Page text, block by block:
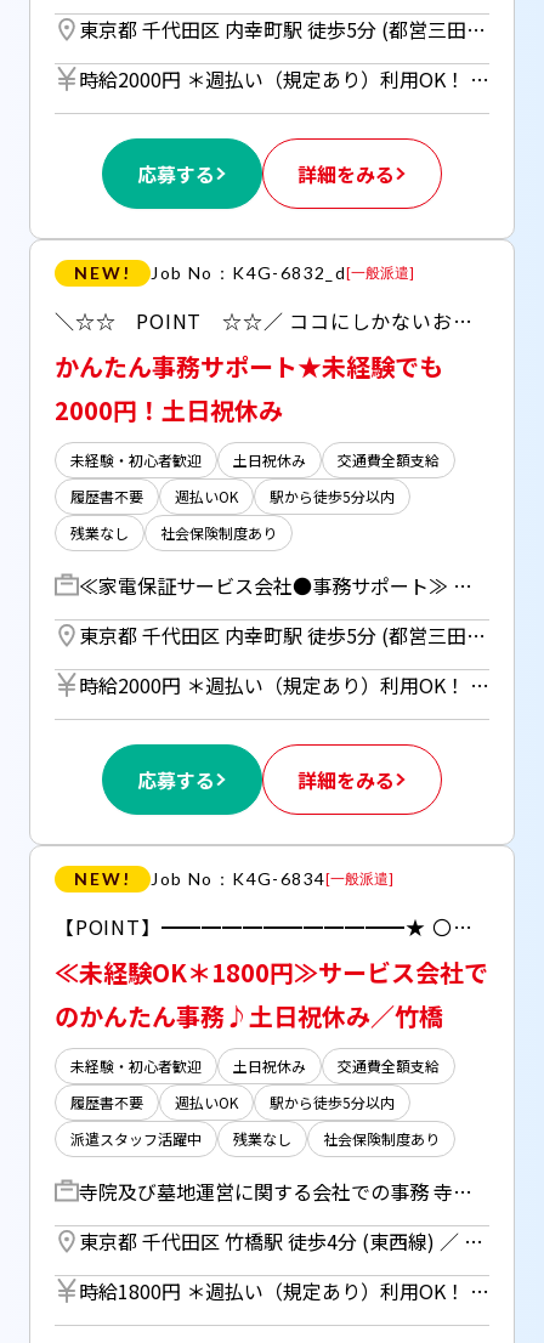
東京都 千代田区 内幸町駅 徒歩5分 (都営三田線)
時給2000円 ＊週払い（規定あり）利用OK！ 但し、週払い制度は初回2ヵ月間のみ、 3ヵ月目以降は月払い制になります。 利用についてはご本人様からお仕事紹介時に申請があった場合のみとなります。
応募する 詳細をみる
NEW! Job No：K4G-6832_d[一般派遣]
＼☆☆ POINT ☆☆／ ココにしかないお仕事♪ ◎未経験OK！ ◎時短6時間～相談OK ◎朝も少しゆっくり10：00～ 【自宅で完結！WEB登録受付中】
かんたん事務サポート★未経験でも
2000円！土日祝休み
未経験・初心者歓迎 土日祝休み
交通費全額支給
履歴書不要
週払いOK
駅から徒歩5分以内
残業なし
社会保険制度あり
≪家電保証サービス会社●事務サポート≫ ▼システムへのデータ入力・登録 ▼請求業務（売上集計、請求書発行） ▼サービスご案内の電話（1日10件程度） ⇒アポイント取得までをお任せ！ ▼営業さんからの頼まれごと →リスト作成、データ分析など ▼電話・メール対応 ・・・その他付随する業務
東京都 千代田区 内幸町駅 徒歩5分 (都営三田線)
時給2000円 ＊週払い（規定あり）利用OK！ 但し、週払い制度は初回2ヵ月間のみ、 3ヵ月目以降は月払い制になります。 利用についてはご本人様からお仕事紹介時に申請があった場合のみとなります。
応募する 詳細をみる
NEW! Job No：K4G-6834[一般派遣]
【POINT】━━━━━━━━━━━━★ 〇事務職未経験OK！キャリアチェンジ応援♪ 〇派遣スタッフの方活躍中です！OJTもしっかりあり！ 〇時短などの相談も可！
≪未経験OK＊1800円≫サービス会社で
のかんたん事務♪土日祝休み／竹橋
未経験・初心者歓迎 土日祝休み
交通費全額支給
履歴書不要
週払いOK
駅から徒歩5分以内
派遣スタッフ活躍中
残業なし 社会保険制度あり
寺院及び墓地運営に関する会社での事務 寺院の案内所で勤務するスタッフや営業担当者のサポートです！ 〇問い合わせ対応（10件程度／日） ⇒営業担当・クライアント・案内所スタッフ ⇒電話・メールを使用 〇顧客管理システムへの登録 〇入金確認（データ照合のみ） 〇備品発注 〇経費精算 〇発送業務 ・・・その他付随する業務 ＊OJTありで安心♪
東京都 千代田区 竹橋駅 徒歩4分 (東西線) ／ 神保町駅 徒歩7分 (半蔵門線) ／ 大手町駅 徒歩8分 (丸ノ内線)
時給1800円 ＊週払い（規定あり）利用OK！ 但し、週払い制度は初回2ヵ月間のみ、 3ヵ月目以降は月払い制になります。 利用についてはご本人様からお仕事紹介時に申請があった場合のみとなります。